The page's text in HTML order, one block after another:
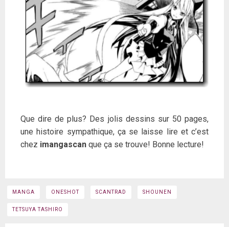
Que dire de plus? Des jolis dessins sur 50 pages,
une histoire sympathique, ça se laisse lire et c’est
chez imangascan que ça se trouve! Bonne lecture!
MANGA ONESHOT SCANTRAD SHOUNEN
TETSUYA TASHIRO